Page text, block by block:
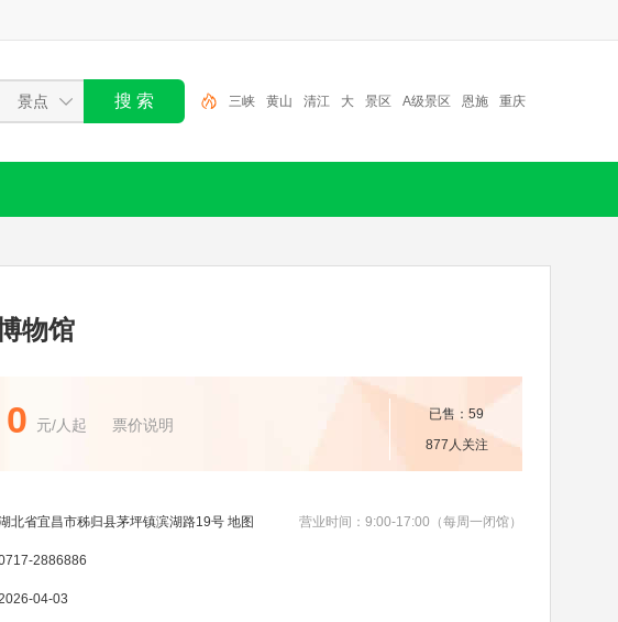
三峡 黄山 清江 大 景区 A级景区 恩施 重庆
物馆
0 元/人起 票价说明
已售：59
877人关注
北省宜昌市秭归县茅坪镇滨湖路19号 地图 营业时间：9:00-17:00（每周一闭馆）
2886886
04-03